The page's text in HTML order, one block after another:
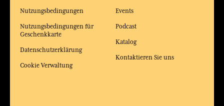
Nutzungsbedingungen
Nutzungsbedingungen für
Geschenkkarte
Datenschutzerklärung
Cookie Verwaltung
Events
Podcast
Katalog
Kontaktieren Sie uns